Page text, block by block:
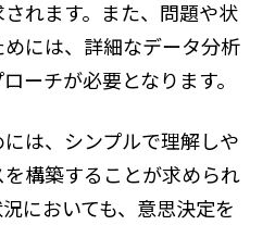
れます。また、問題や状
には、詳細なデータ分析
ーチが必要となります。
は、シンプルで理解しや
構築することが求められ
においても、意思決定を